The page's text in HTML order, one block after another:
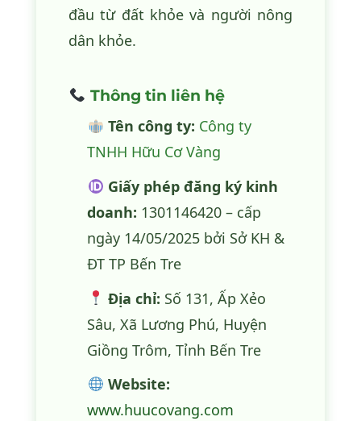
đầu từ đất khỏe và người nông
dân khỏe.
Thông tin liên hệ
Tên công ty: Công ty
TNHH Hữu Cơ Vàng
Giấy phép đăng ký kinh
doanh: 1301146420 – cấp
ngày 14/05/2025 bởi Sở KH &
ĐT TP Bến Tre
Địa chỉ: Số 131, Ấp Xẻo
Sâu, Xã Lương Phú, Huyện
Giồng Trôm, Tỉnh Bến Tre
Website:
www.huucovang.com